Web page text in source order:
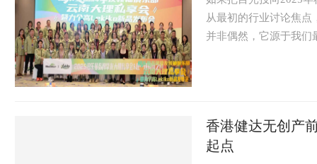
从最初的行业讨论焦
并非偶然，它源于我们
香港健达无创产
起点